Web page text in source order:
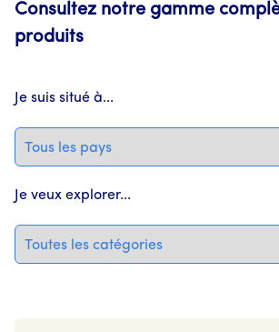
Consultez notre gamme
produits
Je suis situé à...
Je veux explorer...